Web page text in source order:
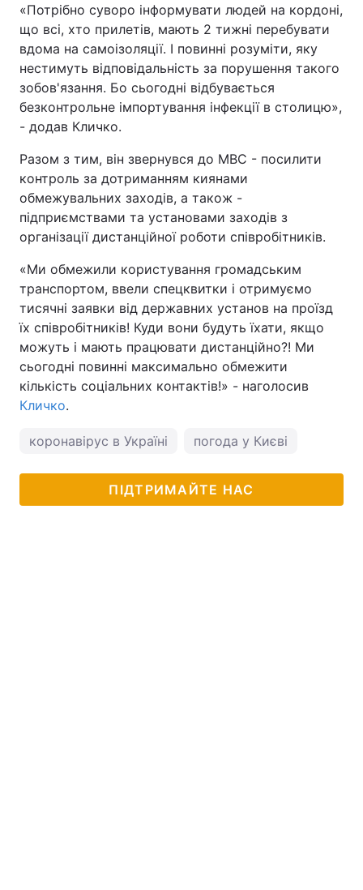
«Потрібно суворо інформувати людей на кордоні,
що всі, хто прилетів, мають 2 тижні перебувати
вдома на самоізоляції. І повинні розуміти, яку
нестимуть відповідальність за порушення такого
зобов'язання. Бо сьогодні відбувається
безконтрольне імпортування інфекції в столицю»,
- додав Кличко.
Разом з тим, він звернувся до МВС - посилити
контроль за дотриманням киянами
обмежувальних заходів, а також -
підприємствами та установами заходів з
організації дистанційної роботи співробітників.
«Ми обмежили користування громадським
транспортом, ввели спецквитки і отримуємо
тисячні заявки від державних установ на проїзд
їх співробітників! Куди вони будуть їхати, якщо
можуть і мають працювати дистанційно?! Ми
сьогодні повинні максимально обмежити
кількість соціальних контактів!» - наголосив
Кличко.
коронавірус в Україні погода у Києві
ПІДТРИМАЙТЕ НАС